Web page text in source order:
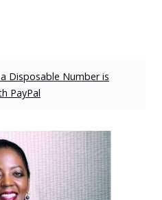
Disposable Number is
PayPal